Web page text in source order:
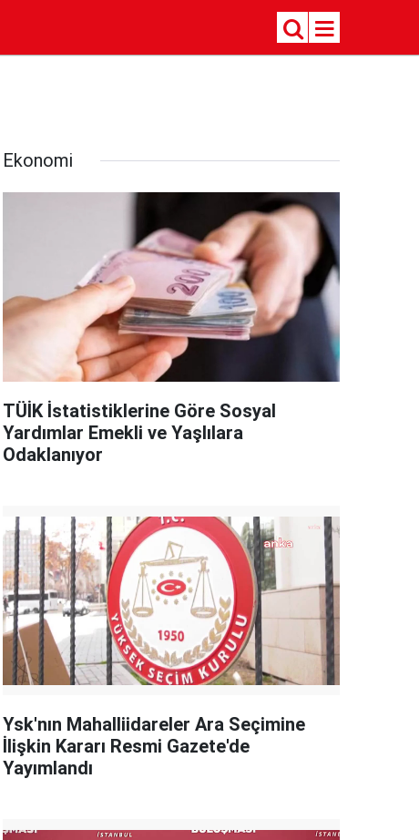
Ekonomi
TÜİK İstatistiklerine Göre Sosyal
Yardımlar Emekli ve Yaşlılara
Odaklanıyor
Ysk'nın Mahalliidareler Ara Seçimine
İlişkin Kararı Resmi Gazete'de
Yayımlandı